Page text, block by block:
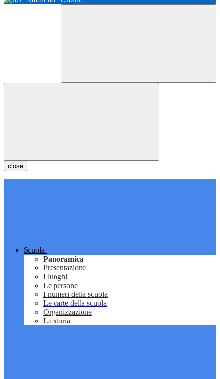
close
Scuola
Panoramica
Presentazione
I luoghi
Le persone
I numeri della scuola
Le carte della scuola
Organizzazione
La storia